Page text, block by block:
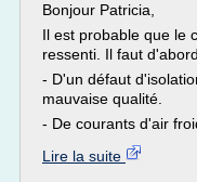
Bonjour Patricia,
Il est probable que le
ressenti. Il faut
- D'un défaut
mauvaise qualité.
- De courants d'air
Lire la suite